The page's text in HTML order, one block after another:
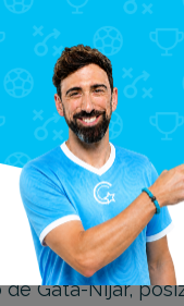
media
essere molto
a
Gata-Níjar,